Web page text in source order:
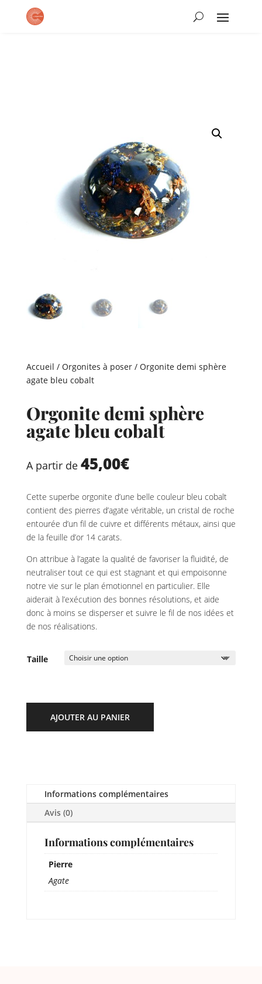
Accueil / Orgonites à poser/ Orgonite demi sphère
agate bleu cobalt
Orgonite demi sphère
agate bleu cobalt
A partir de 45,00€
Cette superbe orgonite d’une belle couleur bleu cobalt
contient des pierres d’agate véritable, un cristal de roche
entourée d’un fil de cuivre et différents métaux, ainsi que
de la feuille d’or 14 carats.
On attribue à l’agate la qualité de favoriser la fluidité, de
neutraliser tout ce qui est stagnant et qui empoisonne
notre vie sur le plan émotionnel en particulier. Elle
aiderait à l’exécution des bonnes résolutions, et aide
donc à moins se disperser et suivre le fil de nos idées et
de nos réalisations.
Taille
AJOUTER AU PANIER
Informations complémentaires
Avis (0)
Informations complémentaires
Pierre
Agate